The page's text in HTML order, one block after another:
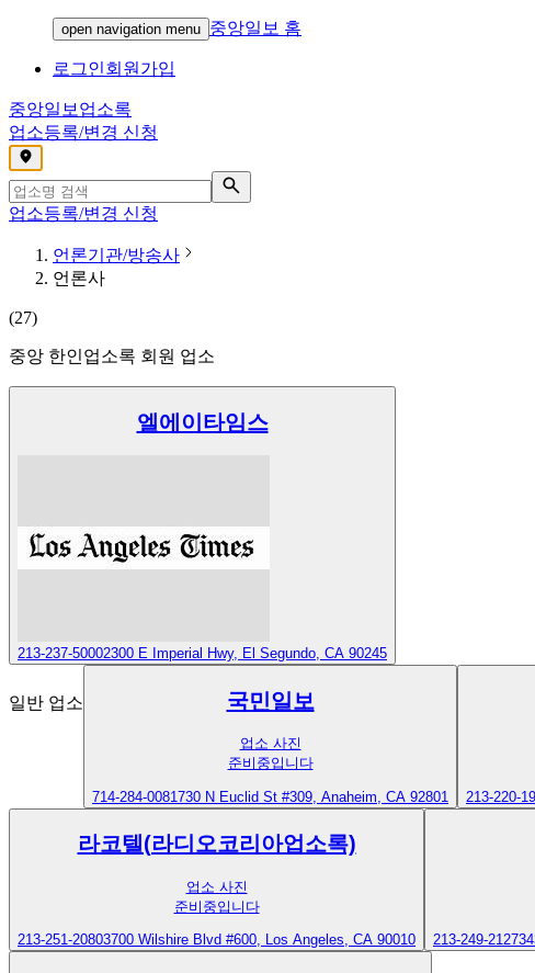
open navigation menu 중앙일보 홈
로그인회원가입
중앙일보 업소록
업소등록/변경 신청
,
업소등록/변경 신청
언론기관/방송사
언론사
(27)
중앙 한인업소록 회원 업소
엘에이타임스
213-237-50002300 E Imperial Hwy, El Segundo, CA 90245
일반 업소 국민일보
업소 사진
준비중입니다
714-284-0081730 N Euclid St #309, Anaheim, CA 92801 213-220-
라코텔(라디오코리아업소록)
업소 사진
준비중입니다
213-251-20803700 Wilshire Blvd #600, Los Angeles, CA 90010 213-249-2127